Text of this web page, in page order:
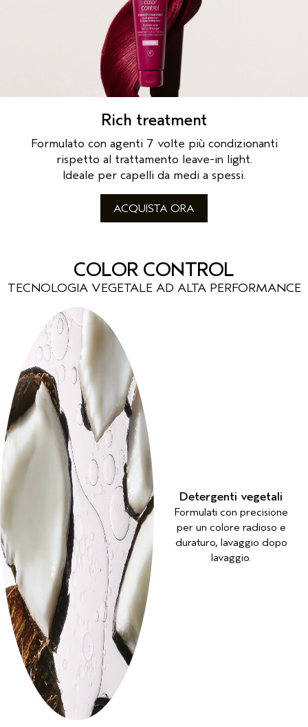
Rich treatment
Formulato con agenti 7 volte più condizionanti
rispetto al trattamento leave-in light.
Ideale per capelli da medi a spessi.
ACQUISTA ORA
COLOR CONTROL
TECNOLOGIA VEGETALE AD ALTA PERFORMANCE
Detergenti vegetali
Formulati con precisione
per un colore radioso e
duraturo, lavaggio dopo
lavaggio.